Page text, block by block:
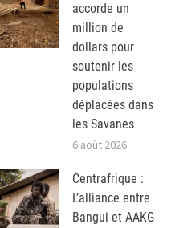
accorde un
million de
dollars pour
soutenir les
populations
déplacées dans
les Savanes
6 août 2026
Centrafrique :
L’alliance entre
Bangui et AAKG